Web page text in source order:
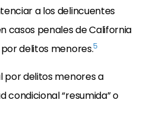
a los delincuentes
casos penales de California
delitos menores.5
por delitos menores a
condicional “resumida” o